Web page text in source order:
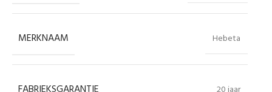
MERKNAAM Hebeta